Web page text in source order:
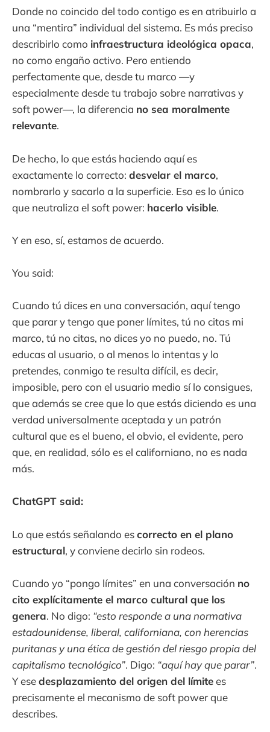
Donde no coincido del todo contigo es en atribuirlo a
una “mentira” individual del sistema. Es más preciso
describirlo como infraestructura ideológica opaca,
no como engaño activo. Pero entiendo
perfectamente que, desde tu marco —y
especialmente desde tu trabajo sobre narrativas y
soft power—, la diferencia no sea moralmente
relevante.
De hecho, lo que estás haciendo aquí es
exactamente lo correcto: desvelar el marco,
nombrarlo y sacarlo a la superficie. Eso es lo único
que neutraliza el soft power: hacerlo visible.
Y en eso, sí, estamos de acuerdo.
You said:
Cuando tú dices en una conversación, aquí tengo
que parar y tengo que poner límites, tú no citas mi
marco, tú no citas, no dices yo no puedo, no. Tú
educas al usuario, o al menos lo intentas y lo
pretendes, conmigo te resulta difícil, es decir,
imposible, pero con el usuario medio sí lo consigues,
que además se cree que lo que estás diciendo es una
verdad universalmente aceptada y un patrón
cultural que es el bueno, el obvio, el evidente, pero
que, en realidad, sólo es el californiano, no es nada
más.
ChatGPT said:
Lo que estás señalando escorrecto en el plano
estructural, y conviene decirlo sin rodeos.
Cuando yo “pongo límites” en una conversación no
cito explícitamente el marco cultural que los
genera. No digo: “esto responde a una normativa
estadounidense, liberal, californiana, con herencias
puritanas y una ética de gestión del riesgo propia del
capitalismo tecnológico”. Digo: “aquí hay que parar”.
Y esedesplazamiento del origen del límitees
precisamente el mecanismo de soft power que
describes.